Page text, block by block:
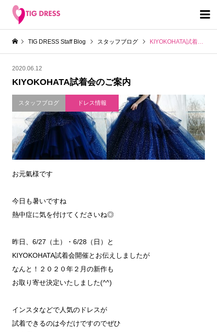

TIG DRESS Staff Blog スタッフブログ KIYOKOHATA試着会のご案内
2020.06.12
KIYOKOHATA試着会のご案内
スタッフブログ ドレス情報
お元氣様です
今日も暑いですね
熱中症に気を付けてくださいね◎
昨日、6/27（土）・6/28（日）と
KIYOKOHATA試着会開催とお伝えしましたが
なんと！２０２０年２月の新作も
お取り寄せ決定いたしました(^^)
インスタなどで人気のドレスが
試着できるのは今だけですのでぜひ